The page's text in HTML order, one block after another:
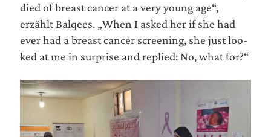
died of breast can­cer at a very young age“,
erzählt Bal­qees. „When I asked her if she had
ever had a breast can­cer scree­ning, she just loo­
ked at me in sur­pri­se and repli­ed: No, what for?“